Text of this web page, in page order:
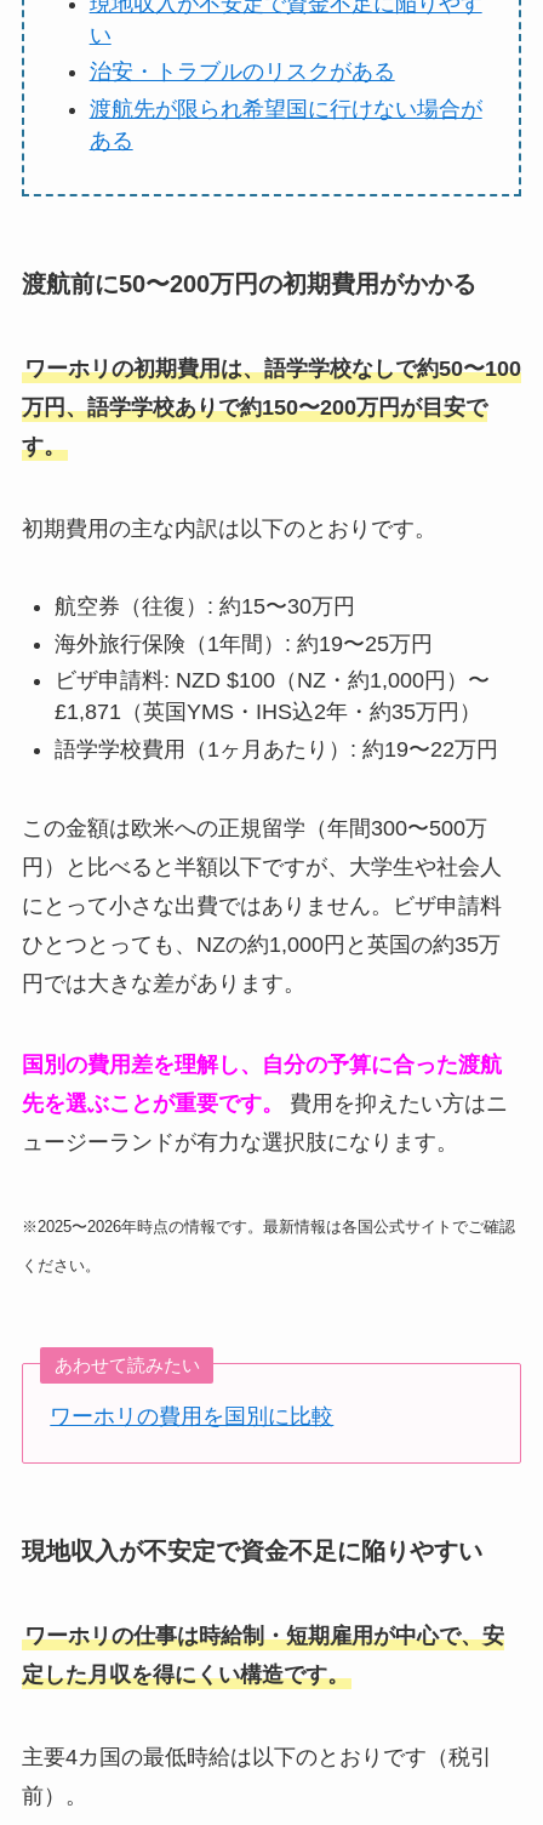
い
治安・トラブルのリスクがある
渡航先が限られ希望国に行けない場合が
ある
渡航前に50〜200万円の初期費用がかかる
ワーホリの初期費用は、語学学校なしで約50〜100
万円、語学学校ありで約150〜200万円が目安で
す。
初期費用の主な内訳は以下のとおりです。
航空券（往復）: 約15〜30万円
海外旅行保険（1年間）: 約19〜25万円
ビザ申請料: NZD $100（NZ・約1,000円）〜
£1,871（英国YMS・IHS込2年・約35万円）
語学学校費用（1ヶ月あたり）: 約19〜22万円
この金額は欧米への正規留学（年間300〜500万
円）と比べると半額以下ですが、大学生や社会人
にとって小さな出費ではありません。ビザ申請料
ひとつとっても、NZの約1,000円と英国の約35万
円では大きな差があります。
国別の費用差を理解し、自分の予算に合った渡航
先を選ぶことが重要です。
費用を抑えたい方はニ
ュージーランドが有力な選択肢になります。
※2025〜2026年時点の情報です。最新情報は各国公式サイトでご確認
ください。
あわせて読みたい
ワーホリの費用を国別に比較
現地収入が不安定で資金不足に陥りやすい
ワーホリの仕事は時給制・短期雇用が中心で、安
定した月収を得にくい構造です。
主要4カ国の最低時給は以下のとおりです（税引
前）。